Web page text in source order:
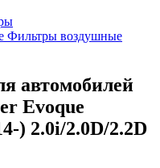
Фильтры воздушные
автомобилей
Evoque
) 2.0i/2.0D/2.2D